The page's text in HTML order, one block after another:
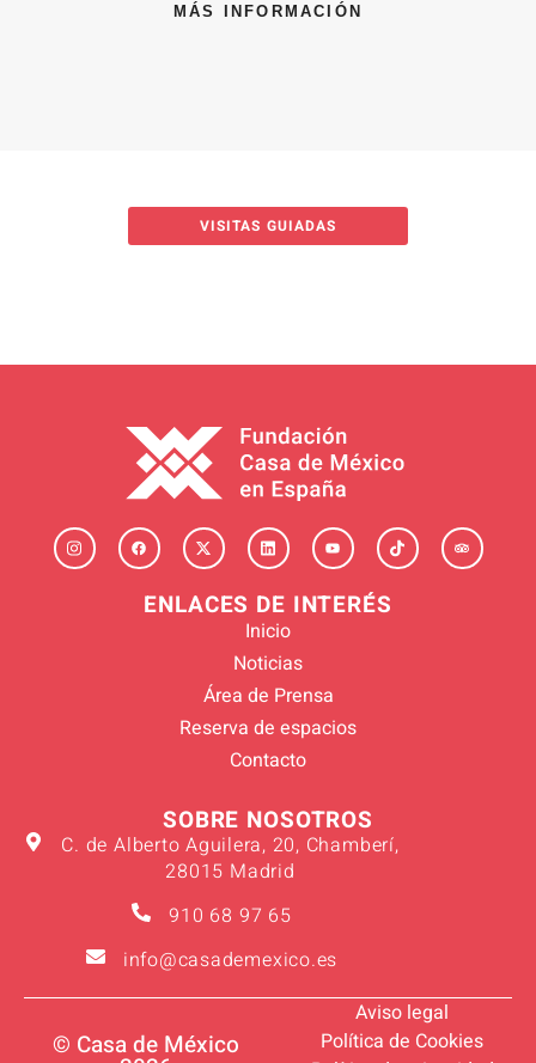
MÁS INFORMACIÓN
VISITAS GUIADAS
ENLACES DE INTERÉS
Inicio
Noticias
Área de Prensa
Reserva de espacios
Contacto
SOBRE NOSOTROS
C. de Alberto Aguilera, 20, Chamberí,
28015 Madrid
910 68 97 65
info@casademexico.es
© Casa de México
Aviso legal
Política de Cookies